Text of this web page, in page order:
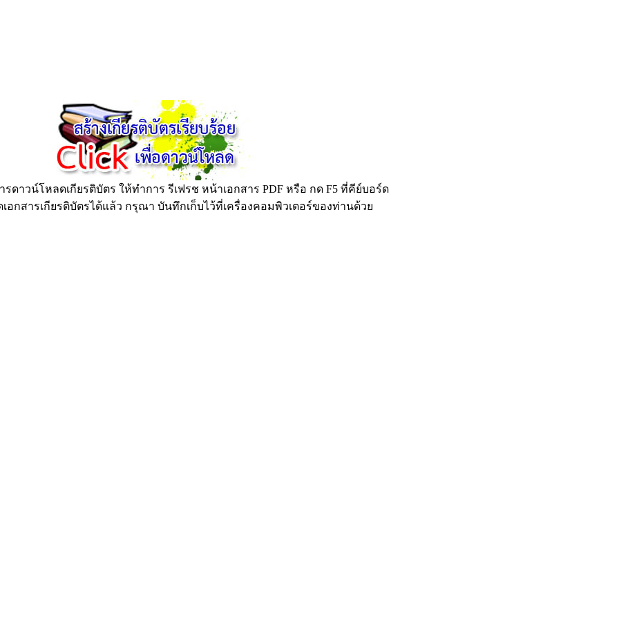
ดาวน์โหลดเกียรติบัตร ให้ทำการ รีเฟรช หน้าเอกสาร PDF หรือ กด F5 ที่คีย์บอร์ด
อกสารเกียรติบัตรได้แล้ว กรุณา บันทึกเก็บไว้ที่เครื่องคอมพิวเตอร์ของท่านด้วย